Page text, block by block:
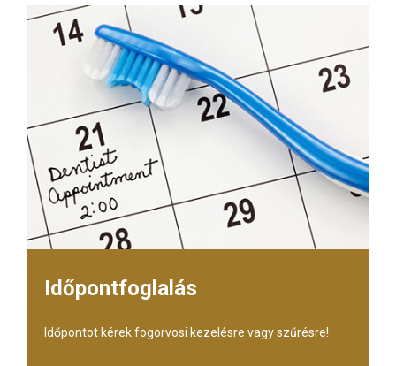
Időpontfoglalás
Időpontot kérek fogorvosi kezelésre vagy szűrésre!